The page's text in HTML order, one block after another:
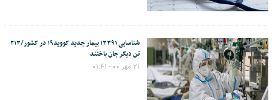
شناسایی ۱۳۳۹۱ بیمار جدید کووید۱۹ در کشور/۲۱۳
تن دیگر جان باختند
۲۱ مهر ۰۰ - ۰۱:۴۱